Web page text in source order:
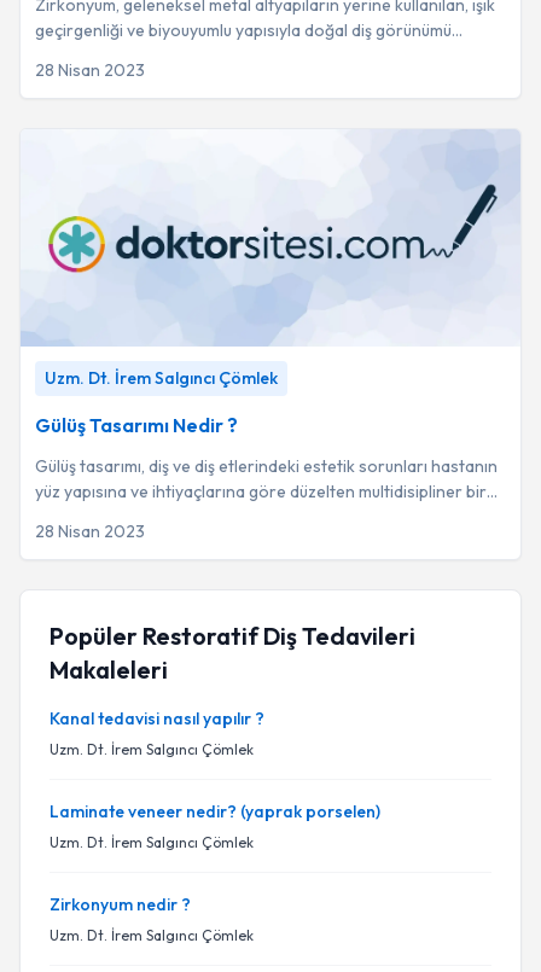
Zirkonyum, geleneksel metal altyapıların yerine kullanılan, ışık
geçirgenliği ve biyouyumlu yapısıyla doğal diş görünümü
28 Nisan 2023
Uzm. Dt. İrem Salgıncı Çömlek
Gülüş Tasarımı Nedir ?
Gülüş tasarımı, diş ve diş etlerindeki estetik sorunları hastanın
yüz yapısına ve ihtiyaçlarına göre düzelten multidisipliner bir
28 Nisan 2023
Popüler Restoratif Diş Tedavileri
Makaleleri
Kanal tedavisi nasıl yapılır ?
Uzm. Dt. İrem Salgıncı Çömlek
Laminate veneer nedir? (yaprak porselen)
Uzm. Dt. İrem Salgıncı Çömlek
Zirkonyum nedir ?
Uzm. Dt. İrem Salgıncı Çömlek